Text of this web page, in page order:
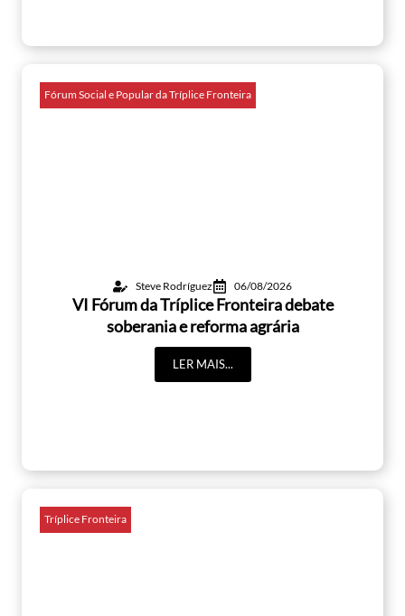
Fórum Social e Popular da Tríplice Fronteira
Steve Rodríguez 06/08/2026
VI Fórum da Tríplice Fronteira debate
soberania e reforma agrária
LER MAIS...
Tríplice Fronteira